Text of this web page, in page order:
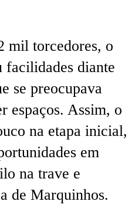
mil torcedores, o
facilidades diante
se preocupava
espaços. Assim, o
na etapa inicial,
em
na trave e
de Marquinhos.